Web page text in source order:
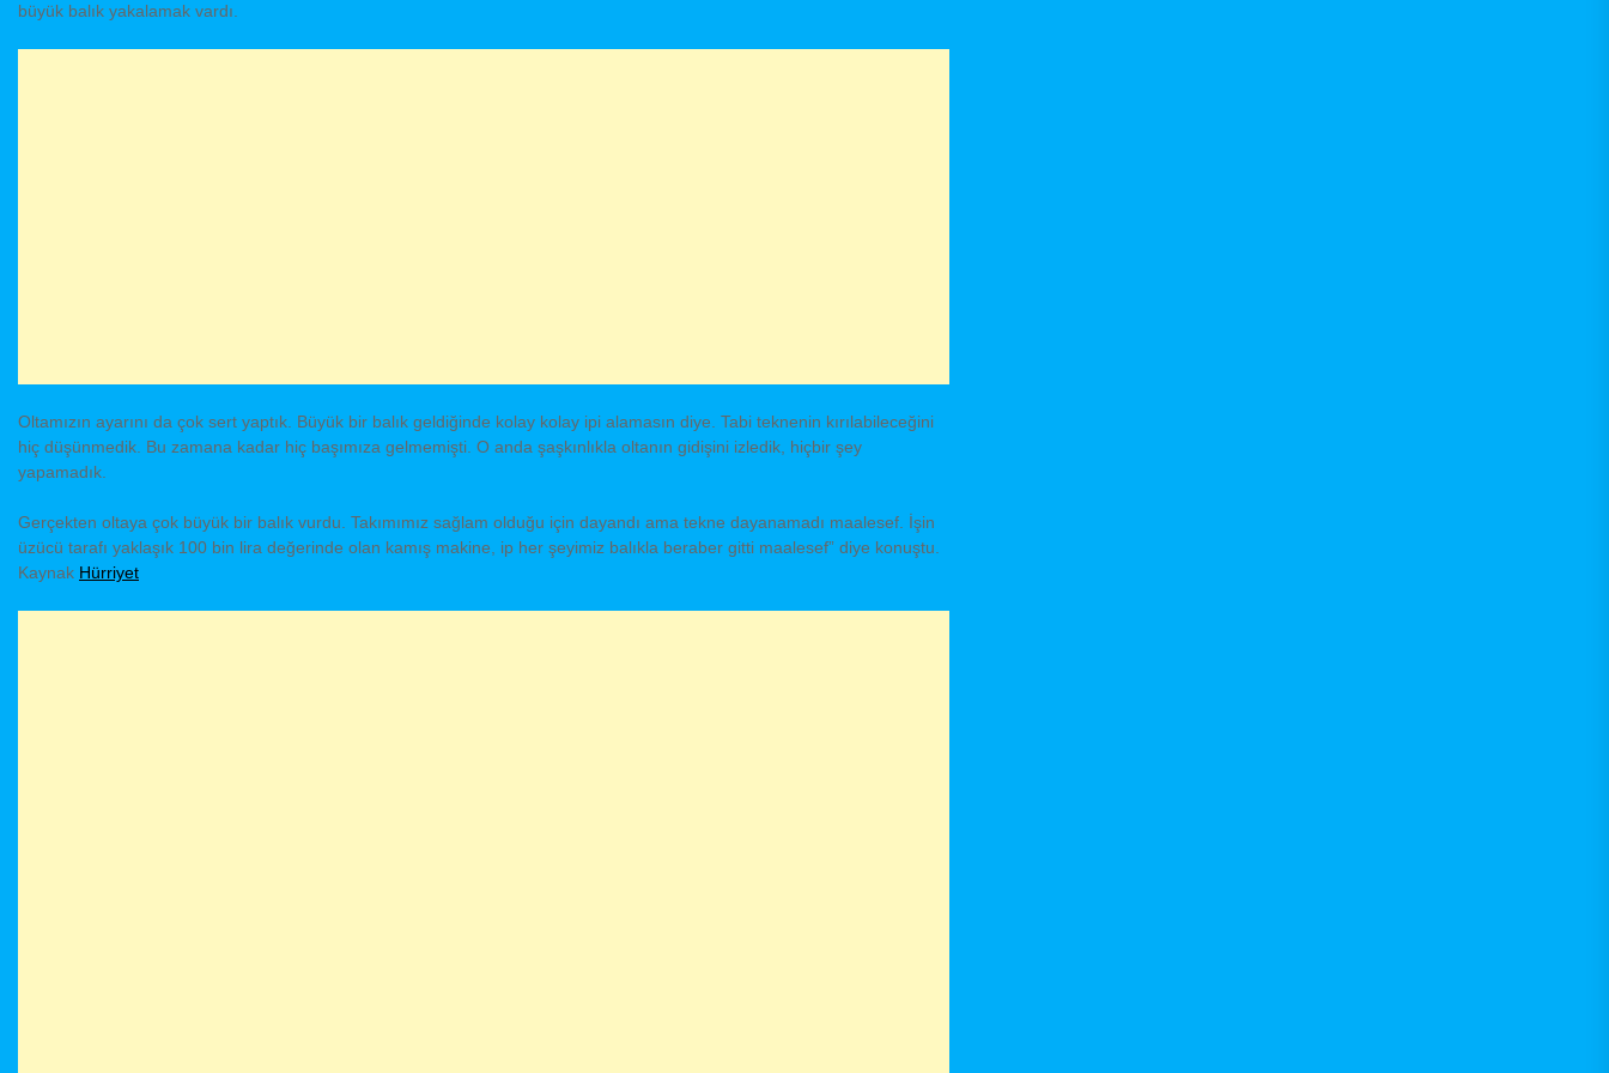
büyük balık yakalamak vardı.
Oltamızın ayarını da çok sert yaptık. Büyük bir balık geldiğinde kolay kolay ipi alamasın diye. Tabi teknenin kırılabileceğini
hiç düşünmedik. Bu zamana kadar hiç başımıza gelmemişti. O anda şaşkınlıkla oltanın gidişini izledik, hiçbir şey
yapamadık.
Gerçekten oltaya çok büyük bir balık vurdu. Takımımız sağlam olduğu için dayandı ama tekne dayanamadı maalesef. İşin
üzücü tarafı yaklaşık 100 bin lira değerinde olan kamış makine, ip her şeyimiz balıkla beraber gitti maalesef” diye konuştu.
Kaynak Hürriyet